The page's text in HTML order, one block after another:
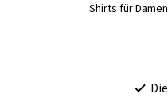
Shirts für